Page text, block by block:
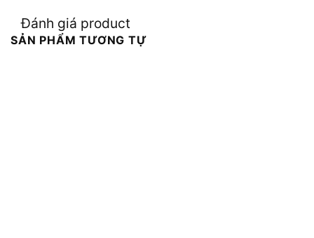
Đánh giá product
SẢN PHẨM TƯƠNG TỰ